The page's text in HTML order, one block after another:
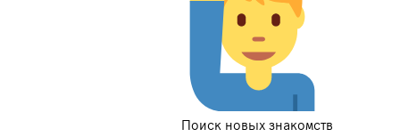
Поиск новых знакомств